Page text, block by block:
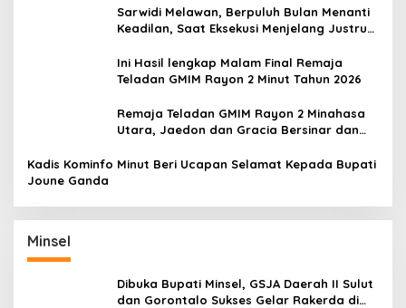
Sarwidi Melawan, Berpuluh Bulan Menanti
Keadilan, Saat Eksekusi Menjelang Justru
Ini Hasil lengkap Malam Final Remaja
Teladan GMIM Rayon 2 Minut Tahun 2026
Remaja Teladan GMIM Rayon 2 Minahasa
Utara, Jaedon dan Gracia Bersinar dan
Kadis Kominfo Minut Beri Ucapan Selamat Kepada Bupati
Joune Ganda
Minsel
Dibuka Bupati Minsel, GSJA Daerah II Sulut
dan Gorontalo Sukses Gelar Rakerda di